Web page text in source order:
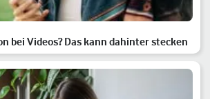
bei Videos? Das kann dahinter stecken